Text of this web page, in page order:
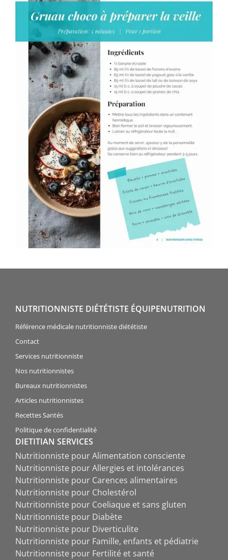
NUTRITIONNISTE DIÉTÉTISTE ÉQUIPENUTRITION
Référence médicale nutritionniste diététiste
Contact
Services nutritionniste
Nos nutritionnistes
Bureaux nutritionnistes
Articles nutritionnistes
Recettes Santés
Politique de confidentialité
DIETITIAN SERVICES
Nutritionniste pour Alimentation consciente
Nutritionniste pour Allergies et intolérances
Nutritionniste pour Carences alimentaires
Nutritionniste pour Cholestérol
Nutritionniste pour Coeliaque et sans gluten
Nutritionniste pour Diabète
Nutritionniste pour Diverticulite
Nutritionniste pour Famille, enfants et pédiatrie
Nutritionniste pour Fertilité et santé